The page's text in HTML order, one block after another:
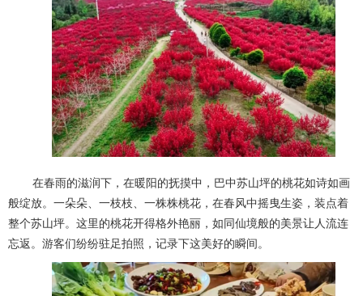
在春雨的滋润下，在暖阳的抚摸中，巴中苏山坪的桃花如诗如画
般绽放。一朵朵、一枝枝、一株株桃花，在春风中摇曳生姿，装点着
整个苏山坪。这里的桃花开得格外艳丽，如同仙境般的美景让人流连
忘返。游客们纷纷驻足拍照，记录下这美好的瞬间。